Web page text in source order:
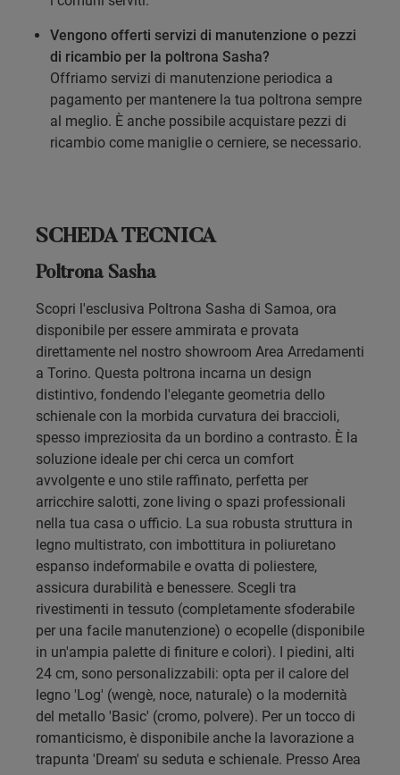
Vengono offerti servizi di manutenzione o pezzi
di ricambio per la poltrona Sasha?
Offriamo servizi di manutenzione periodica a
pagamento per mantenere la tua poltrona sempre
al meglio. È anche possibile acquistare pezzi di
ricambio come maniglie o cerniere, se necessario.
SCHEDA TECNICA
Poltrona Sasha
Scopri l'esclusiva Poltrona Sasha di Samoa, ora
disponibile per essere ammirata e provata
direttamente nel nostro showroom Area Arredamenti
a Torino. Questa poltrona incarna un design
distintivo, fondendo l'elegante geometria dello
schienale con la morbida curvatura dei braccioli,
spesso impreziosita da un bordino a contrasto. È la
soluzione ideale per chi cerca un comfort
avvolgente e uno stile raffinato, perfetta per
arricchire salotti, zone living o spazi professionali
nella tua casa o ufficio. La sua robusta struttura in
legno multistrato, con imbottitura in poliuretano
espanso indeformabile e ovatta di poliestere,
assicura durabilità e benessere. Scegli tra
rivestimenti in tessuto (completamente sfoderabile
per una facile manutenzione) o ecopelle (disponibile
in un'ampia palette di finiture e colori). I piedini, alti
24 cm, sono personalizzabili: opta per il calore del
legno 'Log' (wengè, noce, naturale) o la modernità
del metallo 'Basic' (cromo, polvere). Per un tocco di
romanticismo, è disponibile anche la lavorazione a
trapunta 'Dream' su seduta e schienale. Presso Area